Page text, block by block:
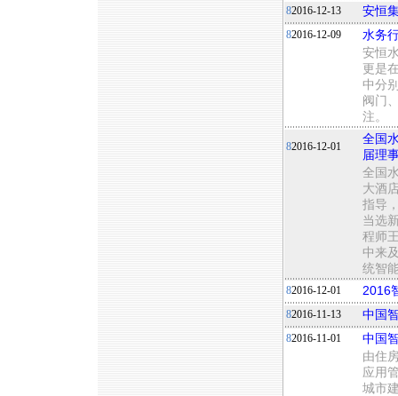
82016-12-13 安恒
82016-12-09
水务
安恒
更是
中分
阀门
注。
82016-12-01
全国
届理
全国
大酒
指导
当选
程师
中来
统智
82016-12-01 2016
82016-11-13 中国
82016-11-01
中国
由住
应用
城市